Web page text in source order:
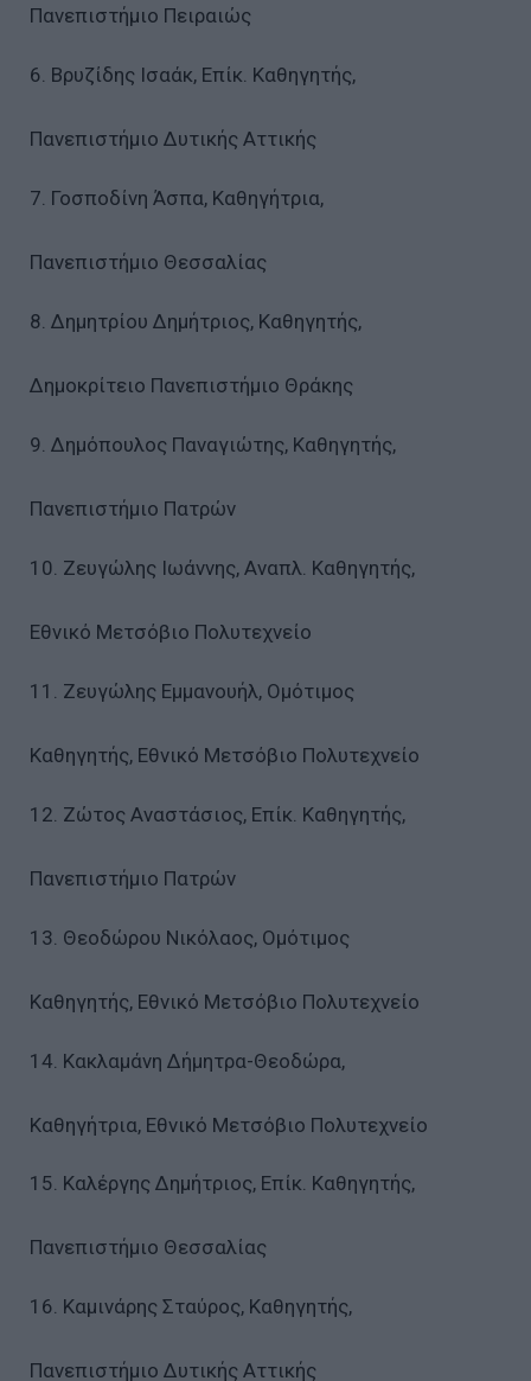
Πανεπιστήμιο Πειραιώς
6. Βρυζίδης Ισαάκ, Επίκ. Καθηγητής,
Πανεπιστήμιο Δυτικής Αττικής
7. Γοσποδίνη Άσπα, Καθηγήτρια,
Πανεπιστήμιο Θεσσαλίας
8. Δημητρίου Δημήτριος, Καθηγητής,
Δημοκρίτειο Πανεπιστήμιο Θράκης
9. Δημόπουλος Παναγιώτης, Καθηγητής,
Πανεπιστήμιο Πατρών
10. Ζευγώλης Ιωάννης, Αναπλ. Καθηγητής,
Εθνικό Μετσόβιο Πολυτεχνείο
11. Ζευγώλης Εμμανουήλ, Ομότιμος
Καθηγητής, Εθνικό Μετσόβιο Πολυτεχνείο
12. Ζώτος Αναστάσιος, Επίκ. Καθηγητής,
Πανεπιστήμιο Πατρών
13. Θεοδώρου Νικόλαος, Ομότιμος
Καθηγητής, Εθνικό Μετσόβιο Πολυτεχνείο
14. Κακλαμάνη Δήμητρα-Θεοδώρα,
Καθηγήτρια, Εθνικό Μετσόβιο Πολυτεχνείο
15. Καλέργης Δημήτριος, Επίκ. Καθηγητής,
Πανεπιστήμιο Θεσσαλίας
16. Καμινάρης Σταύρος, Καθηγητής,
Πανεπιστήμιο Δυτικής Αττικής